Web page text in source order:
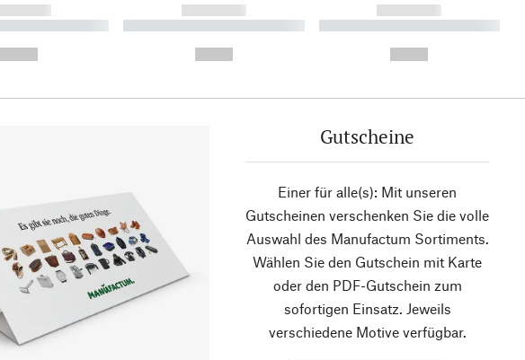
----------
------------
----------- ----------- ----------
------------
----------- ----------- ----------
Gutscheine
Einer für alle(s): Mit unseren
Gutscheinen verschenken Sie die volle
Auswahl des Manufactum Sortiments.
Wählen Sie den Gutschein mit Karte
oder den PDF-Gutschein zum
sofortigen Einsatz. Jeweils
verschiedene Motive verfügbar.